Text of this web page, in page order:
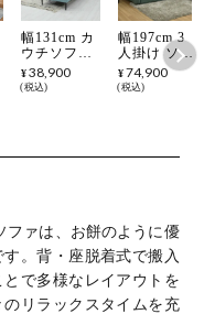
幅131cm カ
ウチソファ
スツール付
き クッショ
ル モダン
ブルー ベー
ジュ ルンバ
ブル
¥ 38,900
税込
幅197cm 3
人掛け ソフ
ァ ファブリ
ックソファ
ダン グリー
¥74,900
税込
ファは、お餅のように優
す。背・座脱着式で搬入
で多様なレイアウトを
のリラックスタイムを充